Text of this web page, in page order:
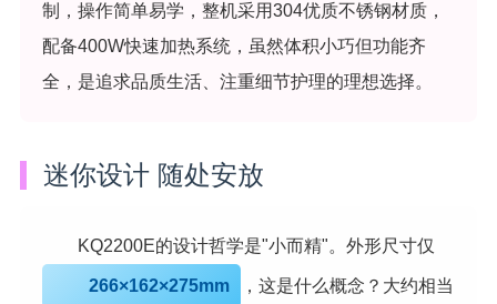
制，操作简单易学，整机采用304优质不锈钢材质，
配备400W快速加热系统，虽然体积小巧但功能齐
全，是追求品质生活、注重细节护理的理想选择。
迷你设计 随处安放
KQ2200E的设计哲学是"小而精"。外形尺寸仅
266×162×275mm ，这是什么概念？大约相当